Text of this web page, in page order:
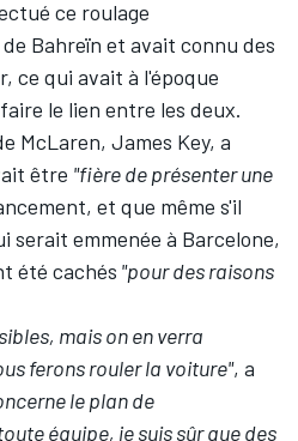
ce roulage
Bahreïn et avait connu des
ce qui avait à l'époque
le lien entre les deux.
McLaren, James Key, a
être "fière de présenter une
et que même s'il
serait emmenée à Barcelone,
été cachés "pour des raisons
mais on en verra
ferons rouler la voiture", a
le plan de
équipe, je suis sûr que des